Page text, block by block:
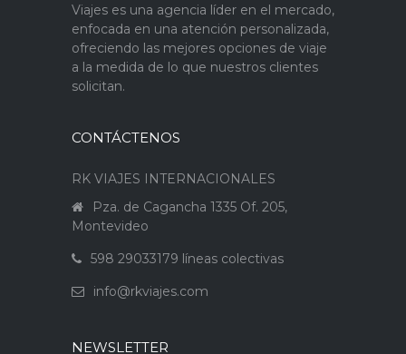
Viajes es una agencia líder en el mercado,
enfocada en una atención personalizada,
ofreciendo las mejores opciones de viaje
a la medida de lo que nuestros clientes
solicitan.
CONTÁCTENOS
RK VIAJES INTERNACIONALES
Pza. de Cagancha 1335 Of. 205,
Montevideo
598 29033179 líneas colectivas
info@rkviajes.com
NEWSLETTER